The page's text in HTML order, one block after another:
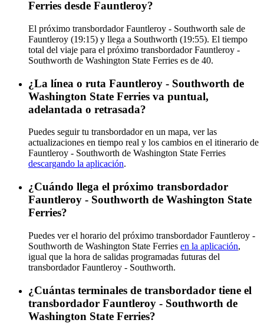
Ferries desde Fauntleroy?
El próximo transbordador Fauntleroy - Southworth sale de
Fauntleroy (19:15) y llega a Southworth (19:55). El tiempo
total del viaje para el próximo transbordador Fauntleroy -
Southworth de Washington State Ferries es de 40.
¿La línea o ruta Fauntleroy - Southworth de
Washington State Ferries va puntual,
adelantada o retrasada?
Puedes seguir tu transbordador en un mapa, ver las
actualizaciones en tiempo real y los cambios en el itinerario de
Fauntleroy - Southworth de Washington State Ferries
descargando la aplicación.
¿Cuándo llega el próximo transbordador
Fauntleroy - Southworth de Washington State
Ferries?
Puedes ver el horario del próximo transbordador Fauntleroy -
Southworth de Washington State Ferries en la aplicación,
igual que la hora de salidas programadas futuras del
transbordador Fauntleroy - Southworth.
¿Cuántas terminales de transbordador tiene el
transbordador Fauntleroy - Southworth de
Washington State Ferries?